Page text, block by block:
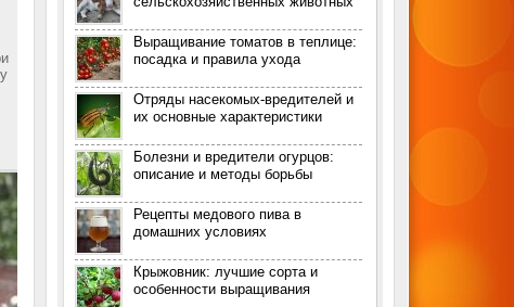
Выращивание томатов в теплице:
посадка и правила ухода
Отряды насекомых-вредителей и
их основные характеристики
Болезни и вредители огурцов:
описание и методы борьбы
Рецепты медового пива в
домашних условиях
Крыжовник: лучшие сорта и
особенности выращивания